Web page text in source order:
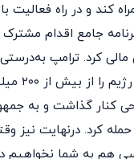
کند و در راه
جامع اقدام
شد و
کنار گذاشت و به
درنهایت نیز
هم به شما